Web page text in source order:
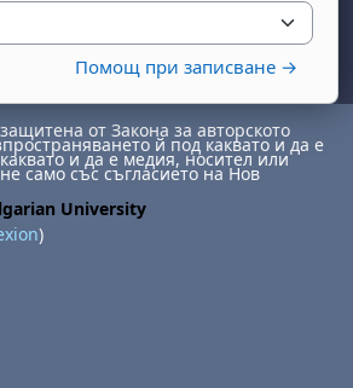
Помощ при записване →
от Закона за авторското
й под каквато и да е
и да е медия, носител или
само със съгласието на Нов
University
)